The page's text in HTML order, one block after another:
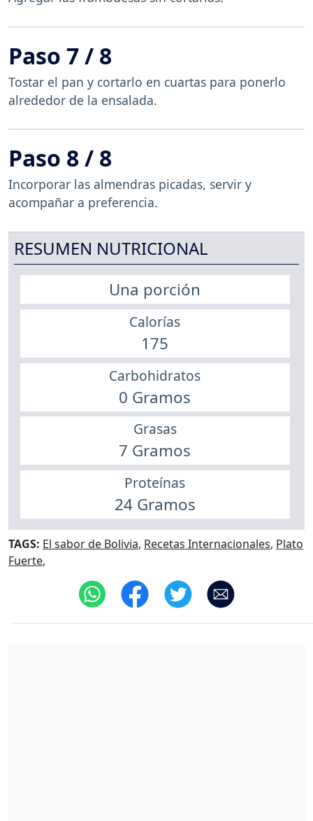
Paso 7 / 8
Tostar el pan y cortarlo en cuartas para ponerlo
alrededor de la ensalada.
Paso 8 / 8
Incorporar las almendras picadas, servir y
acompañar a preferencia.
RESUMEN NUTRICIONAL
Una porción
Calorías
175
Carbohidratos
0 Gramos
Grasas
7 Gramos
Proteínas
24 Gramos
TAGS: El sabor de Bolivia, Recetas Internacionales, Plato
Fuerte,